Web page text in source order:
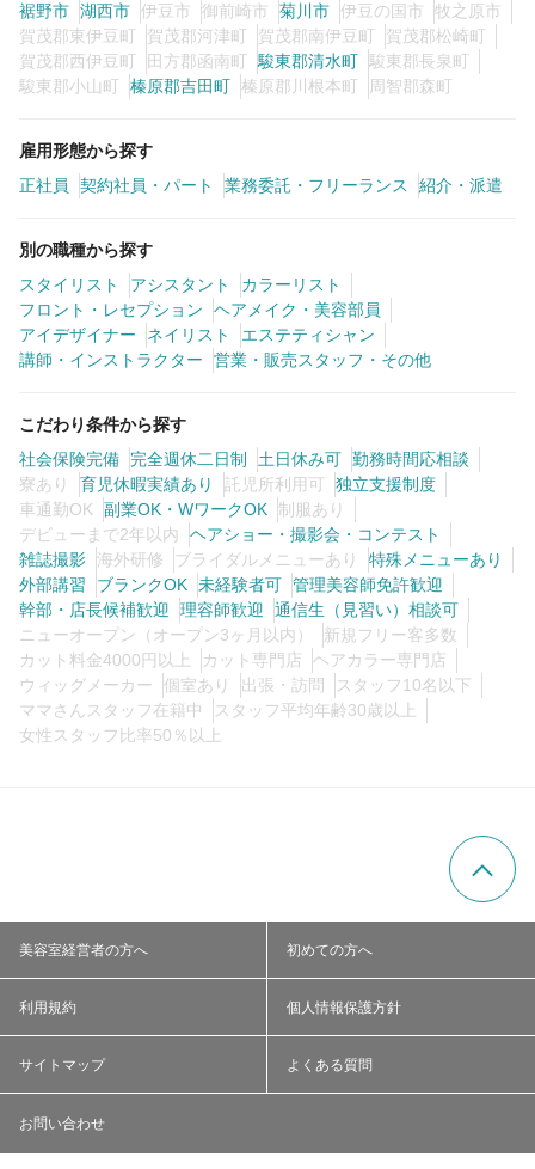
裾野市 湖西市 伊豆市 御前崎市 菊川市 伊豆の国市
牧之原市
賀茂郡東伊豆町
賀茂郡河津町 賀茂郡南伊豆町
賀茂郡松崎町
賀茂郡西伊豆町
田方郡函南町 駿東郡清水町 駿東郡長泉町
駿東郡小山町
榛原郡吉田町 榛原郡川根本町 周智郡森町
雇用形態から探す
正社員
契約社員・パート 業務委託・フリーランス 紹介・派遣
別の職種から探す
スタイリスト
アシスタント
カラーリスト
フロント・レセプション
ヘアメイク・美容部員
アイデザイナー
ネイリスト
エステティシャン
講師・インストラクター
営業・販売スタッフ・その他
こだわり条件から探す
社会保険完備
完全週休二日制 土日休み可 勤務時間応相談
寮あり
育児休暇実績あり 託児所利用可
独立支援制度
車通勤OK
副業OK・WワークOK 制服あり
デビューまで2年以内
ヘアショー・撮影会・コンテスト
雑誌撮影 海外研修 ブライダルメニューあり
特殊メニューあり
外部講習
ブランクOK 未経験者可 管理美容師免許歓迎
幹部・店長候補歓迎
理容師歓迎
通信生（見習い）相談可
ニューオープン（オープン3ヶ月以内）
新規フリー客多数
カット料金4000円以上
カット専門店
ヘアカラー専門店
ウィッグメーカー
個室あり 出張・訪問
スタッフ10名以下
ママさんスタッフ在籍中
スタッフ平均年齢30歳以上
女性スタッフ比率50％以上
美容室経営者の方へ 初めての方へ
利用規約 個人情報保護方針
サイトマップ よくある質問
お問い合わせ